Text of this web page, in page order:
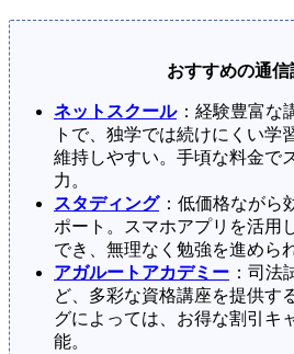
おすすめの通信
ネットスクール ：経験豊富な
トで、独学では続けにくい学
維持しやすい。手頃な料金で
力。
スタディング ：低価格ながら
ポート。スマホアプリを活用
でき、無理なく勉強を進めら
アガルートアカデミー ：司法
ど、多彩な資格講座を提供す
グによっては、お得な割引キ
能。